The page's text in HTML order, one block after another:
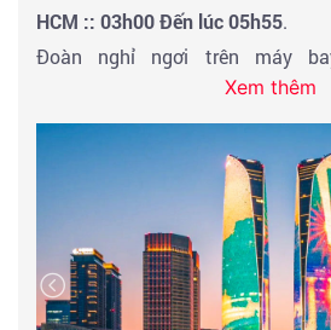
HCM :: 03h00 Đến lúc 05h55.
Đoàn nghỉ ngơi trên máy
Thành Đô đoàn làm thủ tục nhập
bay
Xem thêm